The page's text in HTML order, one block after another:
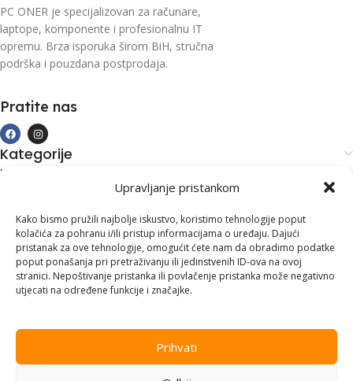
Upravljanje pristankom
Kako bismo pružili najbolje iskustvo, koristimo tehnologije poput
kolačića za pohranu i/ili pristup informacijama o uređaju. Dajući
pristanak za ove tehnologije, omogućit ćete nam da obradimo podatke
poput ponašanja pri pretraživanju ili jedinstvenih ID-ova na ovoj
stranici. Nepoštivanje pristanka ili povlačenje pristanka može negativno
utjecati na određene funkcije i značajke.
Prihvati
PC ONER je specijalizovan za računare,
laptope, komponente i profesionalnu IT
opremu. Brza isporuka širom BiH, stručna
podrška i pouzdana postprodaja.
Pratite nas
Kategorije
Kupovina i podrška
Kontakt informacije
Branilaca Bosne, 75 300 Lukavac
+387 35 555 999
info@pconer.ba